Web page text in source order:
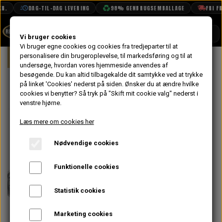
DAG-TIL-DAG LEVERING 98% GENBRUGSEMBALLAGE FRI
BOOK TID
PROJEKTER
TEKNISK DATA
VANDPOLERING
Forside Mini Styling Fælge & Dæk
Minilight Alu
Sølv Center
6x12" og
Yokohama
A539
6.420,00 kr.
Vi bruger cookies
Vi bruger egne cookies og cookies fra tredjeparter til at
personalisere din brugeroplevelse, til markedsføring og til at
undersøge, hvordan vores hjemmeside anvendes af
besøgende. Du kan altid tilbagekalde dit samtykke ved at trykke
på linket 'Cookies' nederst på siden. Ønsker du at ændre hvilke
cookies vi benytter? Så tryk på "Skift mit cookie valg" nederst i
venstre hjørne.
Læs mere om cookies her
Nødvendige cookies
Funktionelle cookies
Statistik cookies
Marketing cookies